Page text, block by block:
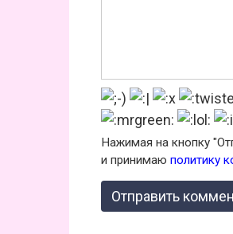
Нажимая на кнопку
и принимаю политику